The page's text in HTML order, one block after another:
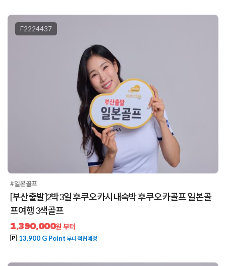
F2224437
#일본골프
[부산출발]2박3일 후쿠오카시내숙박 후쿠오카골프 일본골
프여행 3색골프
1,390,000원 부터
13,900 G Point 부터 적립예정